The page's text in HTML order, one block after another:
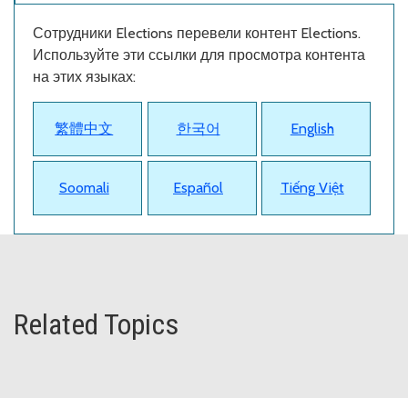
Сотрудники Elections перевели контент Elections.
Используйте эти ссылки для просмотра контента
на этих языках:
繁體中文 한국어 English
Soomali Español Tiếng Việt
Related Topics